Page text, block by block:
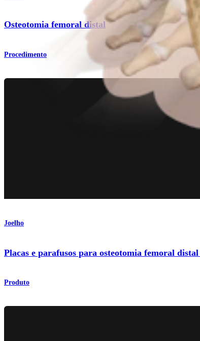
Osteotomia femoral distal
Procedimento
Joelho
Placas e parafusos para osteotomia femoral
Produto